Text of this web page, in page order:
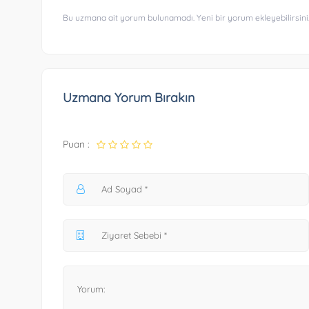
Bu uzmana ait yorum bulunamadı. Yeni bir yorum
Uzmana Yorum Bırakın
Puan :